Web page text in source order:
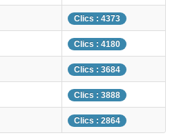
Clics : 4373
Clics : 4180
Clics : 3684
Clics : 3888
Clics : 2864